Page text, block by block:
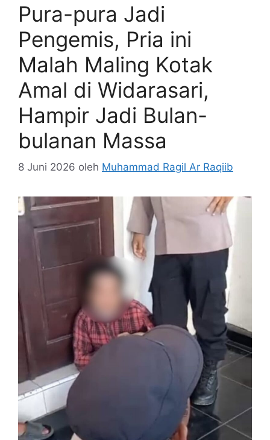
Pura-pura Jadi
Pengemis, Pria ini
Malah Maling Kotak
Amal di Widarasari,
Hampir Jadi Bulan-
bulanan Massa
8 Juni 2026 oleh Muhammad Ragil Ar Raqiib